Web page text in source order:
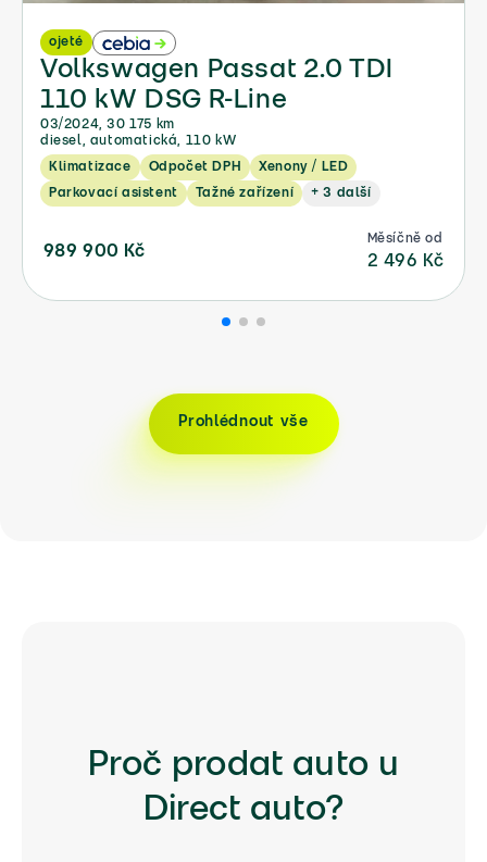
ojeté
Volkswagen Passat 2.0 TDI
110 kW DSG R-Line
03/2024, 30 175 km
diesel, automatická, 110 kW
Klimatizace Odpočet DPH Xenony / LED
Parkovací asistent Tažné zařízení + 3 další
989 900 Kč
Měsíčně od
2 496 Kč
Prohlédnout vše
Proč prodat auto u
Direct auto?